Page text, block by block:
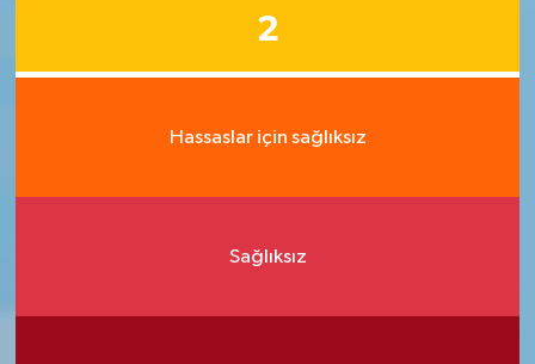
2
Hassaslar için sağlıksız
Sağlıksız